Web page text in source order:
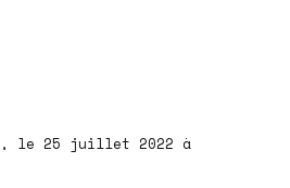
, le 25 juillet 2022 à